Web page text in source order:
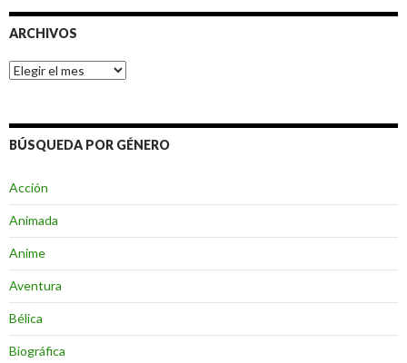
ARCHIVOS
Archivos
BÚSQUEDA POR GÉNERO
Acción
Animada
Anime
Aventura
Bélica
Biográfica